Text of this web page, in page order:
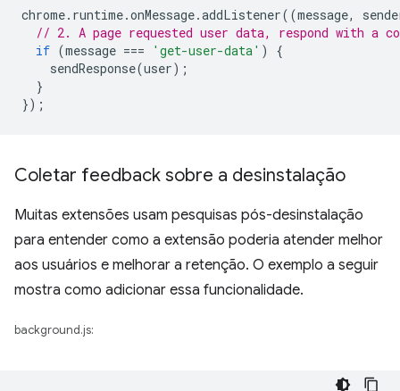
chrome. runtime.onMessage.addListener((message,
// 2. A page requested user data, respond with a
if (message === 'get-user-data' )
{
sendResponse(user);
}
});
Coletar feedback sobre a desinstalação
Muitas extensões usam pesquisas pós-desinstalação
para entender como a extensão poderia atender melhor
aos usuários e melhorar a retenção. O exemplo a seguir
mostra como adicionar essa funcionalidade.
background.js: